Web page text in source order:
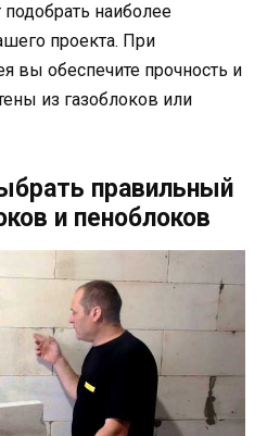
подобрать наиболее
проекта. При
вы обеспечите прочность и
из газоблоков или
правильный
и пеноблоков